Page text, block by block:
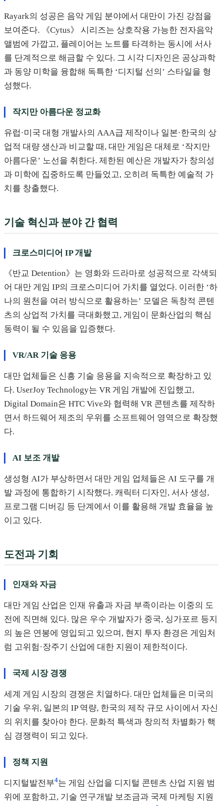
Rayark의 성공은 음악 게임 분야에서 대만이 가진 강점을
보여준다. 《Cytus》 시리즈는 상호작용 가능한 전자음악
앨범에 가깝고, 플레이어는 노트를 타격하는 동시에 서사
를 단계적으로 해금할 수 있다. 그 시각 디자인은 공상과학
과 동양 미학을 융합해 독특한 ‘디지털 선의’ 스타일을 형
성했다.
작지만 아름다운 정교화
유럽·미국 대형 개발사의 AAA급 제작이나 일본·한국의 상
업적 대량 생산과 비교할 때, 대만 게임은 대체로 ‘작지만
아름다운’ 노선을 취한다. 제한된 예산은 개발자가 창의성
과 미학에 집중하도록 만들었고, 오히려 독특한 예술적 가
치를 창출했다.
기술 혁신과 분야 간 협력
크로스미디어 IP 개발
《반교 Detention》는 영화와 드라마로 성공적으로 각색되
어 대만 게임 IP의 크로스미디어 가치를 열었다. 이러한 ‘하
나의 원천을 여러 방식으로 활용하는’ 모델은 독창적 콘텐
츠의 상업적 가치를 극대화했고, 게임이 문화산업의 핵심
동력이 될 수 있음을 입증했다.
VR/AR 기술 응용
대만 업체들은 신흥 기술 응용을 지속적으로 확장하고 있
다. UserJoy Technology는 VR 게임 개발에 진입했고,
Digital Domain은 HTC Vive와 협력해 VR 콘텐츠를 제작하
면서 하드웨어 제조의 우위를 소프트웨어 영역으로 확장했
다.
AI 보조 개발
생성형 AI가 부상하면서 대만 게임 업체들은 AI 도구를 개
발 과정에 통합하기 시작했다. 캐릭터 디자인, 서사 생성,
프로그램 디버깅 등 단계에서 이를 활용해 개발 효율을 높
이고 있다.
도전과 기회
인재와 자금
대만 게임 산업은 인재 유출과 자금 부족이라는 이중의 도
전에 직면해 있다. 많은 우수 개발자가 중국, 싱가포르 등지
의 높은 연봉에 영입되고 있으며, 현지 투자 환경은 게임처
럼 고위험·장주기 산업에 대한 지원이 제한적이다.
국제 시장 경쟁
세계 게임 시장의 경쟁은 치열하다. 대만 업체들은 미국의
기술 우위, 일본의 IP 역량, 한국의 제작 규모 사이에서 자신
의 위치를 찾아야 한다. 문화적 특색과 창의적 차별화가 핵
심 경쟁력이 되고 있다.
정책 지원
디지털발전부4는 게임 산업을 디지털 콘텐츠 산업 지원 범
위에 포함하고, 기술 연구개발 보조금과 국제 마케팅 지원